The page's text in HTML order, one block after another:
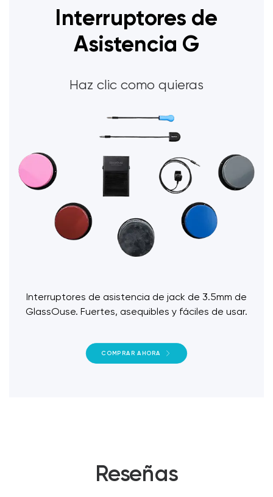
Interruptores de
Asistencia G
Haz clic como quieras
Interruptores de asistencia de jack de 3.5mm de
GlassOuse. Fuertes, asequibles y fáciles de usar.
COMPRAR AHORA
Reseñas